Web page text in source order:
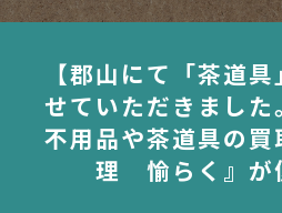
【郡山にて「茶道
せていただきまし
不用品や茶道具の
理 愉らく』が